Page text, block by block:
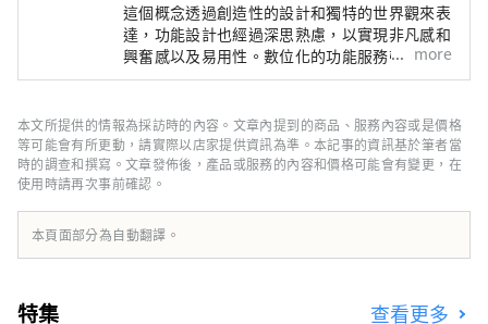
這個概念透過創造性的設計和獨特的世界觀來表
達，功能設計也經過深思熟慮，以實現非凡感和
興奮感以及易用性。數位化的功能服務帶來便利
的體驗，每位員工都以親切熱情的態度提供個性
以適應各種生活方式。
more
本文所提供的情報為採訪時的內容。文章內提到的商品、服務內容或是價格
等可能會有所更動，請實際以店家提供資訊為準。本記事的資訊基於筆者當
時的調查和撰寫。文章發佈後，產品或服務的內容和價格可能會有變更，在
使用時請再次事前確認。
本頁面部分為自動翻譯。
特集 查看更多